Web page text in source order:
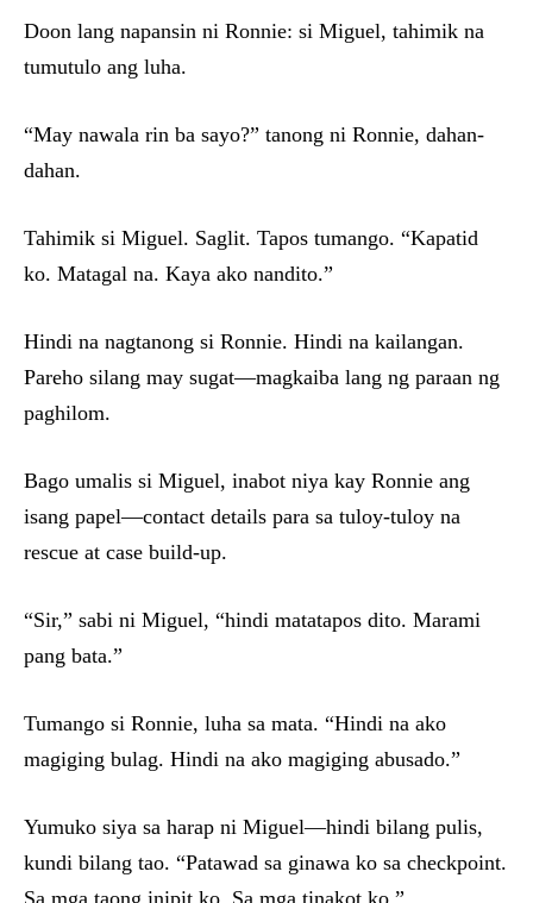
Doon lang napansin ni Ronnie: si Miguel, tahimik na
tumutulo ang luha.
“May nawala rin ba sayo?” tanong ni Ronnie, dahan-
dahan.
Tahimik si Miguel. Saglit. Tapos tumango. “Kapatid
ko. Matagal na. Kaya ako nandito.”
Hindi na nagtanong si Ronnie. Hindi na kailangan.
Pareho silang may sugat—magkaiba lang ng paraan ng
paghilom.
Bago umalis si Miguel, inabot niya kay Ronnie ang
isang papel—contact details para sa tuloy-tuloy na
rescue at case build-up.
“Sir,” sabi ni Miguel, “hindi matatapos dito. Marami
pang bata.”
Tumango si Ronnie, luha sa mata. “Hindi na ako
magiging bulag. Hindi na ako magiging abusado.”
Yumuko siya sa harap ni Miguel—hindi bilang pulis,
kundi bilang tao. “Patawad sa ginawa ko sa checkpoint.
Sa mga taong inipit ko. Sa mga tinakot ko.”